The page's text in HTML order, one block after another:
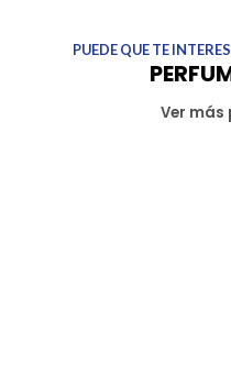
PUEDE QUE TE
Ver